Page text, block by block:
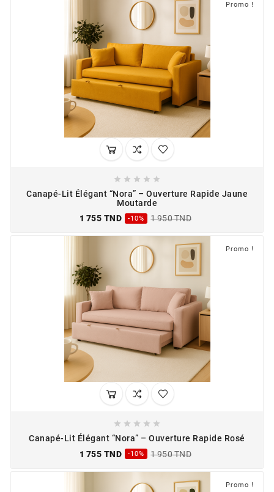
Promo !
    
Canapé-Lit Élégant “Nora” – Ouverture Rapide Jaune
Moutarde
1 755 TND
-10% 1 950 TND
Promo !
    
Canapé-Lit Élégant “Nora” – Ouverture Rapide Rosé
1 755 TND
-10% 1 950 TND
Promo !